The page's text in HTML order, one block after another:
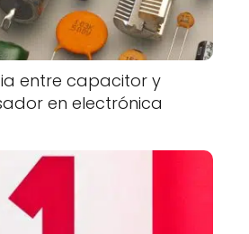
entre capacitor y
en electrónica